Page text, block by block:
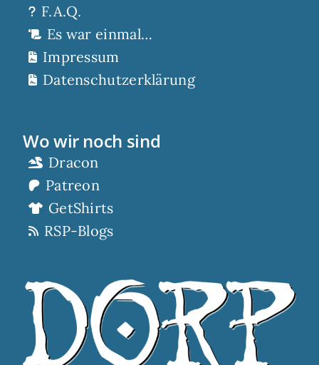
F.A.Q.
Es war einmal…
Impressum
Datenschutzerklärung
Wo wir noch sind
Dracon
Patreon
GetShirts
RSP-Blogs